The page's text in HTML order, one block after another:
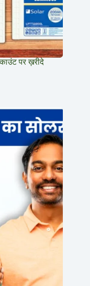
पर ख़रीदे